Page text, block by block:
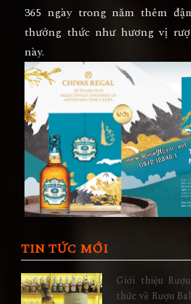
365 ngày trong năm thêm
thưởng thức như hương vị
này.
TIN TỨC MỚI
Giới thiệu
thức về Rượu